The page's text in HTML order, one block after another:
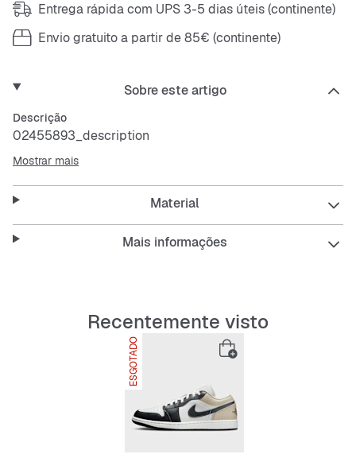
Entrega rápida com UPS 3-5 dias úteis (continente)
Envio gratuito a partir de 85€ (continente)
Sobre este artigo
Descrição
02455893_description
Mostrar mais
Material
Mais informações
Recentemente visto
ESGOTADO